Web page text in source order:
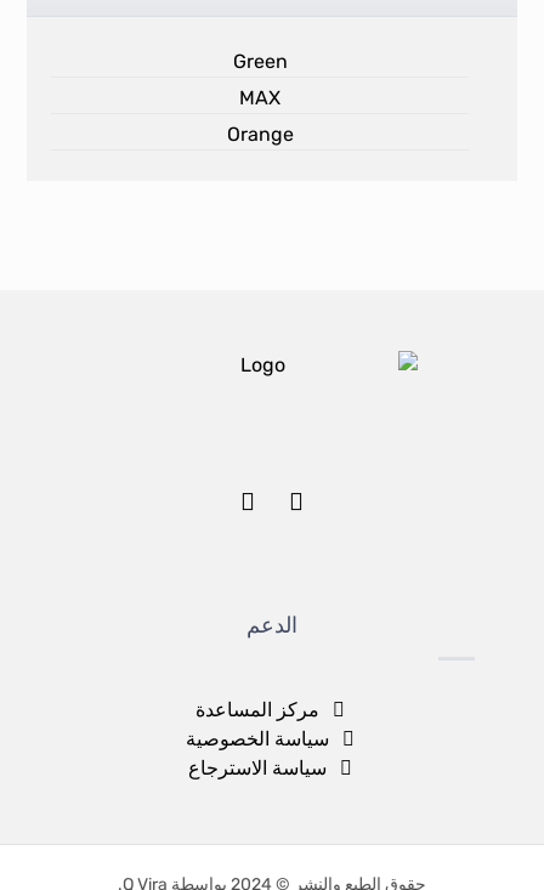
Green
MAX
Orange
الدعم
مركز المساعدة
سياسة الخصوصية
سياسة الاسترجاع
حقوق الطبع والنشر © 2024 بواسطة Q Vira.